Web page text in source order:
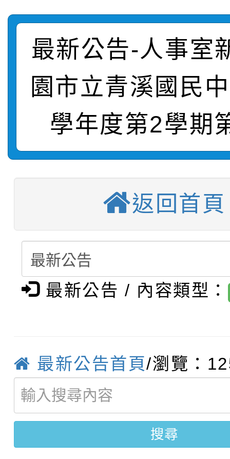
賽實施要點
比賽實施要點」
轉知：「115年金融知
動辦法」
轉知臺中市政府政風處
城市手牽手，綠能透明
畫影片一案
轉知：「115學年度全
劇比賽實施要點」及修
轉知：桃園市115年度
敬師藝文競賽』實施計
【甄選結果(第11招)】
學年度第1學期第7次代
結果(第11招)
【甄選結果(第3招)】
學年度第1學期第9次
【甄選結果(第4招)】
結果(第4招)
學年度第1學期第7次代
結果(第12招)
轉知：桃園市115學年
賽及師生本土語及新住
轉知：「桃園市115學
轉知：「115年金融知
城市手牽手，綠能透明
畫影片一案
轉知：「115學年度全
劇比賽實施要點」及修
表
轉知：桃園市115年度
敬師藝文競賽』實施計
【甄選結果(第11招)】
學年度第1學期第7次代
【甄選結果(第3招)】
最新公告-人事室
園市立青溪國民
學年度第2學期
返回首頁
最新公告 / 內容類型：
最新公告首頁/瀏覽：
搜尋